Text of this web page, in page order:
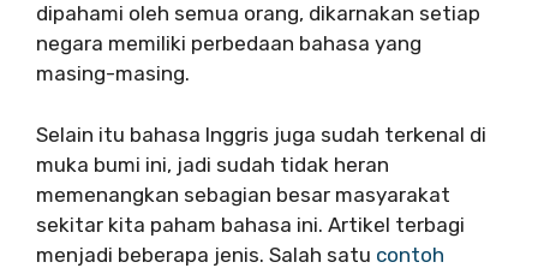
dipahami oleh semua orang, dikarnakan setiap
negara memiliki perbedaan bahasa yang
masing-masing.
Selain itu bahasa Inggris juga sudah terkenal di
muka bumi ini, jadi sudah tidak heran
memenangkan sebagian besar masyarakat
sekitar kita paham bahasa ini. Artikel terbagi
menjadi beberapa jenis. Salah satu contoh